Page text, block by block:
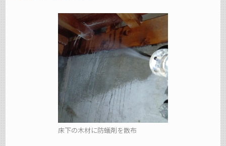
床下の木材に防蟻剤を散布